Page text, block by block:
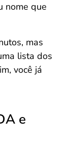
nome que
mas
lista dos
você já
e